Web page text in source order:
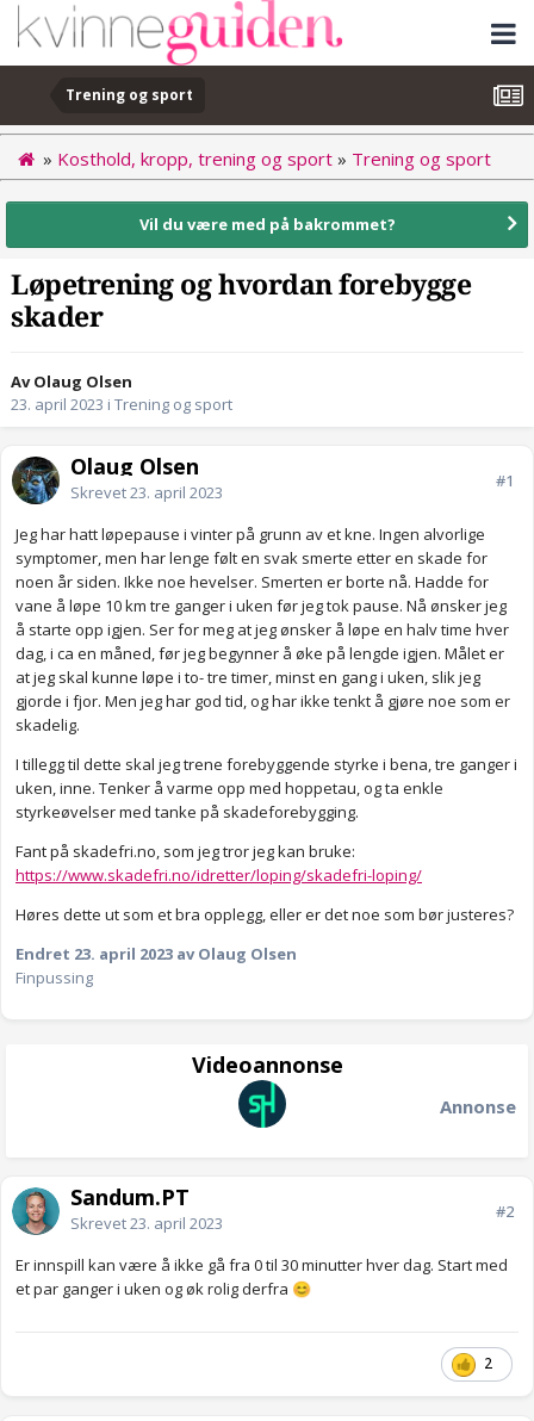
Trening og sport
» Kosthold, kropp, trening og sport » Trening og sport
Vil du være med på bakrommet?
Løpetrening og hvordan forebygge
skader
Av Olaug Olsen
23. april 2023 i Trening og sport
Olaug Olsen
Skrevet23. april 2023
#1
Jeg har hatt løpepause i vinter på grunn av et kne. Ingen alvorlige
symptomer, men har lenge følt en svak smerte etter en skade for
noen år siden. Ikke noe hevelser. Smerten er borte nå. Hadde for
vane å løpe 10 km tre ganger i uken før jeg tok pause. Nå ønsker jeg
å starte opp igjen. Ser for meg at jeg ønsker å løpe en halv time hver
dag, i ca en måned, før jeg begynner å øke på lengde igjen. Målet er
at jeg skal kunne løpe i to- tre timer, minst en gang i uken, slik jeg
gjorde i fjor. Men jeg har god tid, og har ikke tenkt å gjøre noe som er
skadelig.
I tillegg til dette skal jeg trene forebyggende styrke i bena, tre ganger i
uken, inne. Tenker å varme opp med hoppetau, og ta enkle
styrkeøvelser med tanke på skadeforebygging.
Fant på skadefri.no, som jeg tror jeg kan bruke:
https://www.skadefri.no/idretter/loping/skadefri-loping/
Høres dette ut som et bra opplegg, eller er det noe som bør justeres?
Endret 23. april 2023 av Olaug Olsen
Finpussing
Videoannonse
Annonse
Sandum.PT
Skrevet23. april 2023
#2
Er innspill kan være å ikke gå fra 0 til 30 minutter hver dag. Start med
et par ganger i uken og øk rolig derfra 😊
2